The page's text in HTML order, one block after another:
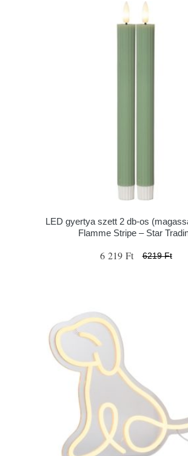
LED gyertya szett 2 db-os
Flamme Stripe – Star
6 219 Ft 6219 Ft